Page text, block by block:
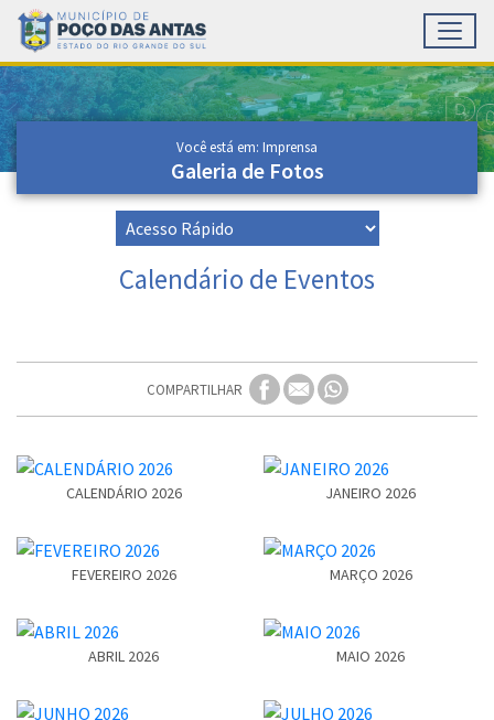
Ir para conteúdo principal
Conteúdo Principal
Você está em: Imprensa
Galeria de Fotos
Calendário de Eventos
COMPARTILHAR
CALENDÁRIO 2026 JANEIRO 2026
FEVEREIRO 2026 MARÇO 2026
ABRIL 2026 MAIO 2026